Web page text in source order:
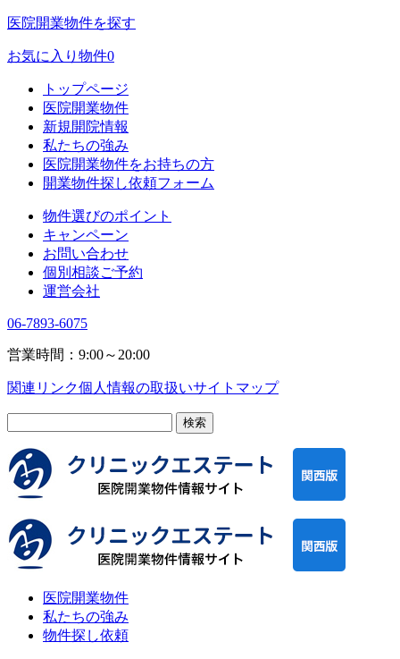
医院開業物件を探す
お気に入り物件0
トップページ
医院開業物件
新規開院情報
私たちの強み
医院開業物件をお持ちの方
開業物件探し依頼フォーム
物件選びのポイント
キャンペーン
お問い合わせ
個別相談ご予約
運営会社
06-7893-6075
営業時間：9:00～20:00
関連リンク個人情報の取扱いサイトマップ
医院開業物件
私たちの強み
物件探し依頼